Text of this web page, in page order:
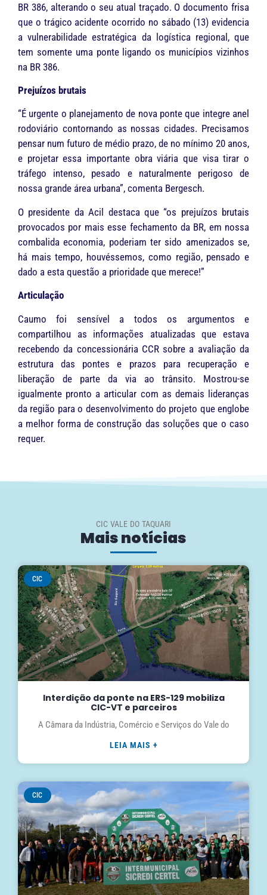
BR 386, alterando o seu atual traçado. O documento frisa
que o trágico acidente ocorrido no sábado (13) evidencia
a vulnerabilidade estratégica da logística regional, que
tem somente uma ponte ligando os municípios vizinhos
na BR 386.
Prejuízos brutais
“É urgente o planejamento de nova ponte que integre anel
rodoviário contornando as nossas cidades. Precisamos
pensar num futuro de médio prazo, de no mínimo 20 anos,
e projetar essa importante obra viária que visa tirar o
tráfego intenso, pesado e naturalmente perigoso de
nossa grande área urbana”, comenta Bergesch.
O presidente da Acil destaca que “os prejuízos brutais
provocados por mais esse fechamento da BR, em nossa
combalida economia, poderiam ter sido amenizados se,
há mais tempo, houvéssemos, como região, pensado e
dado a esta questão a prioridade que merece!”
Articulação
Caumo foi sensível a todos os argumentos e
compartilhou as informações atualizadas que estava
recebendo da concessionária CCR sobre a avaliação da
estrutura das pontes e prazos para recuperação e
liberação de parte da via ao trânsito. Mostrou-se
igualmente pronto a articular com as demais lideranças
da região para o desenvolvimento do projeto que englobe
a melhor forma de construção das soluções que o caso
requer.
CIC VALE DO TAQUARI
Mais notícias
CIC
Interdição da ponte na ERS-129 mobiliza
CIC-VT e parceiros
A Câmara da Indústria, Comércio e Serviços do Vale do
LEIA MAIS +
CIC